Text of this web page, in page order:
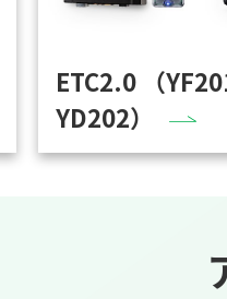
ETC2.0 （
YD202）